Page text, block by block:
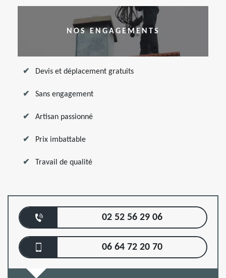
NOS ENGAGEMENTS
Devis et déplacement gratuits
Sans engagement
Artisan passionné
Prix imbattable
Travail de qualité
02 52 56 29 06
06 64 72 20 70